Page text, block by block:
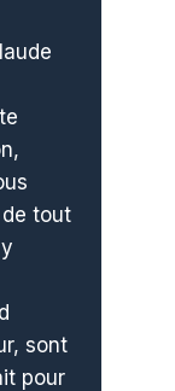
tout
sont
pour